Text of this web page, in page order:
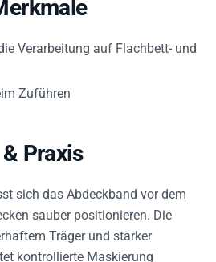
Verarbeitung auf Flachbett- und
Zuführen
Praxis
sich das Abdeckband vor dem
sauber positionieren. Die
Träger und starker
kontrollierte Maskierung